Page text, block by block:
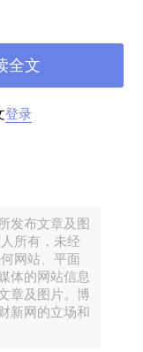
步加剧，年通胀
入贫困状态。
合法化，市场机
经济体系融入的
登录
全文
布文章及图
所有，未经
网站、平面
体的网站信息
章及图片。博
新网的立场和